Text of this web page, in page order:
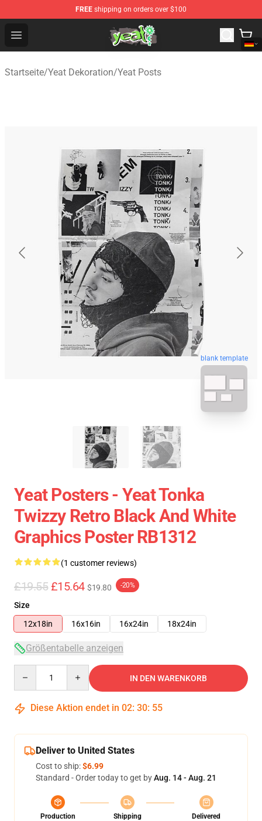
FREE shipping on orders over $100
Open menu
Yeat Shop - Official Yeat Merchandise Store
Startseite/Yeat Dekoration/Yeat Posts
blank template
Yeat Posters - Yeat Tonka
Twizzy Retro Black And White
Graphics Poster RB1312
(1 customer reviews)
£19.55 £15.64 $19.80 -20%
Size
12x18in
16x16in 16x24in 18x24in
Größentabelle anzeigen
IN DEN WARENKORB
Diese Aktion endet in 02: 30: 55
Deliver to United States
Cost to ship:$6.99
Standard - Order today to get byAug. 14 - Aug. 21
Production
Shipping
Delivered